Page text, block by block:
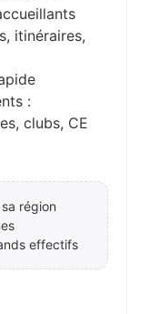
itinéraires,
:
clubs, CE
région
effectifs